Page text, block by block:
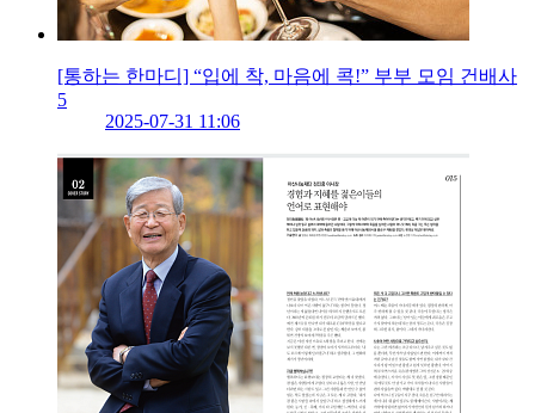
[통하는 한마디] “입에 착, 마음에 콕!” 부부 모임 건배사
5
2025-07-31 11:06